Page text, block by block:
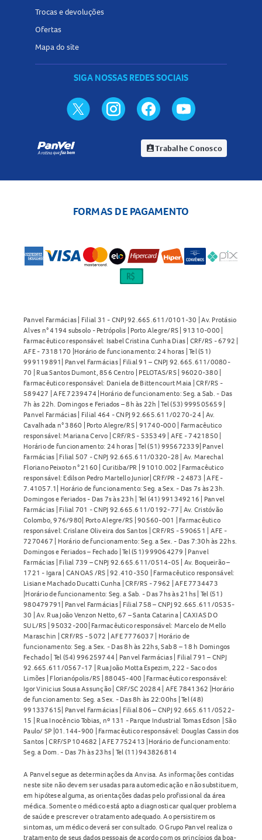
Trocas e devoluções
Ofertas
Mapa do site
SIGA NOSSAS REDES SOCIAIS
assignment_indTrabalhe Conosco
FORMAS DE PAGAMENTO
Panvel Farmácias | Filial 31 - CNPJ 92.665.611/0101-30 | Av. Protásio
Alves n° 4194 subsolo - Petrópolis | Porto Alegre/RS | 91310-000 |
Farmacêutico responsável: Isabel Cristina Cunha Dias | CRF/RS - 6792 |
AFE - 7318170 |Horário de funcionamento: 24 horas | Tel (51)
999119891| Panvel Farmácias | Filial 91 – CNPJ 92.665.611/0080-
70 | Rua Santos Dumont, 856 Centro | PELOTAS/RS | 96020-380 |
Farmacêutico responsável: Daniela de Bittencourt Maia | CRF/RS -
589427 | AFE 7239474 |Horário de funcionamento: Seg. a Sab. - Das
7h às 22h. Domingos e Feriados – 8h às 22h | Tel (53) 999505659 |
Panvel Farmácias | Filial 464 - CNPJ 92.665.611/0270-24 | Av.
Cavalhada n° 3860 | Porto Alegre/RS | 91740-000 | Farmacêutico
responsável: Mariana Cervo | CRF/RS - 535349 | AFE - 7421850 |
Horário de funcionamento: 24 horas | Tel (51) 995672339| Panvel
Farmácias | Filial 507 - CNPJ 92.665.611/0320-28 | Av. Marechal
Floriano Peixoto n° 2160 | Curitiba/PR | 91010.002 | Farmacêutico
responsável: Edilson Pedro Martello Junior| CRF/PR - 24873 | AFE -
7.41057.1| Horário de funcionamento: Seg. a Sex. - Das 7s às 23h.
Domingos e Feriados - Das 7s às 23h | Tel (41) 991349216 | Panvel
Farmácias | Filial 701 - CNPJ 92.665.611/0192-77 | Av. Cristóvão
Colombo, 976/980| Porto Alegre/RS | 90560-001 | Farmacêutico
responsável: Crislane Oliveira dos Santos | CRF/RS - 590651 | AFE -
7270467 | Horário de funcionamento: Seg. a Sex. - Das 7:30h às 22hs.
Domingos e Feriados – Fechado | Tel (51) 999064279 | Panvel
Farmácias | Filial 739 – CNPJ 92.665.611/0514-05 | Av. Boqueirão –
1721 - Igara | CANOAS /RS | 92.410-350 | Farmacêutico responsável:
Lisiane Machado Ducatti Cunha | CRF/RS - 7962 | AFE 7734473
|Horário de funcionamento: Seg. a Sab. - Das 7hs às 21hs | Tel (51)
980479791| Panvel Farmácias | Filial 758 – CNPJ 92.665.611/0535-
30 | Av. Rua João Venzon Netto, 67 – Santa Catarina | CAXIAS DO
SUL/RS | 95032-200| Farmacêutico responsável: Marcelo de Mello
Maraschin | CRF/RS - 5072 | AFE 7776037 | Horário de
funcionamento: Seg. a Sex. - Das 8h às 22hs, Sab 8 – 18 h Domingos
Fechado | Tel (54) 996259744 | Panvel Farmácias | Filial 791 – CNPJ
92.665.611/0567-17 | Rua João Motta Espezim, 222 - Saco dos
Limões | Florianópolis/RS | 88045-400 | Farmacêutico responsável:
Igor Vinicius Sousa Assunção | CRF/SC 20284 | AFE 7841362 |Horário
de funcionamento: Seg. a Sex. - Das 8h às 22:00hs | Tel (48)
991337615| Panvel Farmácias | Filial 806 – CNPJ 92.665.611/0522-
15 | Rua Inocêncio Tobias, nº 131 - Parque Industrial Tomas Edson | São
Paulo/ SP |01.144-900 | Farmacêutico responsável: Douglas Cassin dos
Santos | CRF/SP 104682 | AFE 7752413 |Horário de funcionamento:
Seg. a Dom. - Das 7h às 23hs | Tel (11) 943826814
A Panvel segue as determinações da Anvisa. As informações contidas
neste site não devem ser usadas para automedicação e não substituem,
em hipótese alguma, as orientações dadas pelo profissional da área
médica. Somente o médico está apto a diagnosticar qualquer problema
de saúde e prescrever o tratamento adequado. Ao persistirem os
sintomas, um médico deverá ser consultado. O Grupo Panvel realiza o
tratamento de seus dados pessoais de acordo com os princípios da boa-